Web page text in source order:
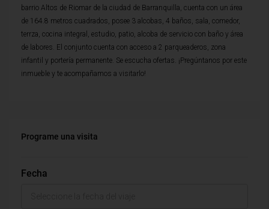
barrio Altos de Riomar de la ciudad de Barranquilla, cuenta con un área
de 164.8 metros cuadrados, posee 3 alcobas, 4 baños, sala, comedor,
terrza, cocina integral, estudio, patio, alcoba de servicio con baño y área
de labores. El conjunto cuenta con acceso a 2 parqueaderos, zona
infantil y portería permanente. Se escucha ofertas. ¡Pregúntanos por este
inmueble y te acompañamos a visitarlo!
Programe una visita
Fecha